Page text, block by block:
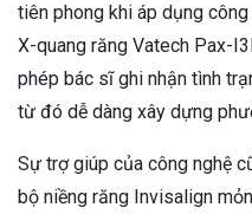
tiên phong khi áp dụng
X-quang răng Vatech Pax-
phép bác sĩ ghi nhận tình
từ đó dễ dàng xây dựng
Sự trợ giúp của công nghệ
bộ niềng răng Invisalign